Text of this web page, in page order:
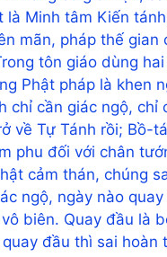
là Minh tâm Kiến
mãn, pháp thế
tôn giáo dùng
Phật pháp là khen
chỉ cần giác ngộ,
về Tự Tánh rồi; Bồ-
phu đối với chân
cảm thán, chúng
ngộ, ngày nào
biên. Quay đầu là
đầu thì sai